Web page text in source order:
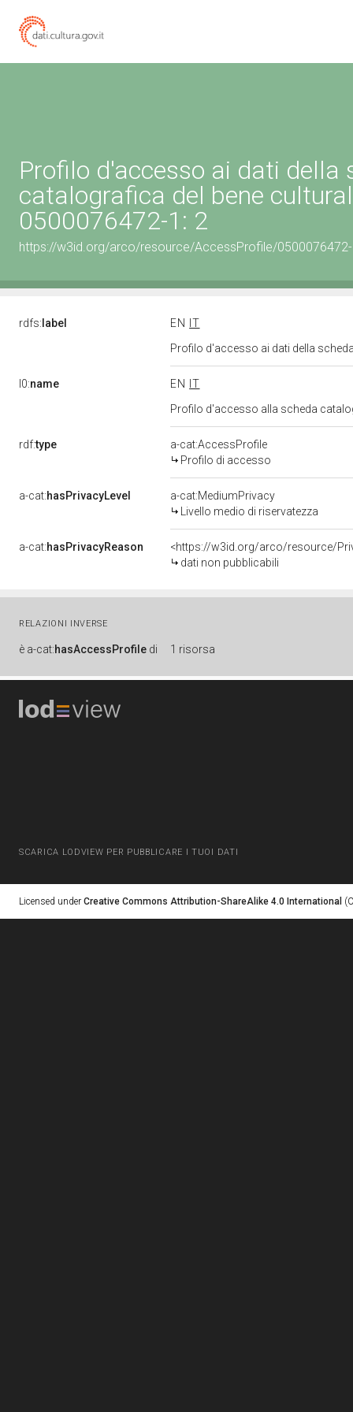
Profilo d'accesso ai dati della
catalografica del bene
0500076472-1: 2
https://w3id.org/arco/resource/AccessProfile/
rdfs: label EN
IT
Profilo d'accesso ai dati della
l0:name EN
IT
Profilo d'accesso alla scheda
rdf:type
a-cat:AccessProfile
Profilo di accesso
a-cat:hasPrivacyLevel
a-cat:MediumPrivacy
Livello medio di riservatezza
a-cat:hasPrivacyReason
<https://w3id.org/arco/resource/
dati non pubblicabili
RELAZIONI INVERSE
è a-cat:hasAccessProfile di 1 risorsa
SCARICA LODVIEW PER PUBBLICARE I TUOI DATI
Licensed under Creative Commons Attribution-ShareAlike 4.0 International